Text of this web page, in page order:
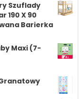
Szuflady
190 X 90
Barierka
Maxi (7-